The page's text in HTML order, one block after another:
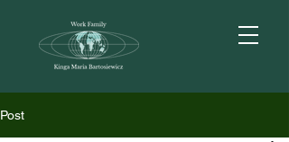
Post